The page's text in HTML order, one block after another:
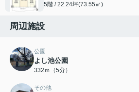
5階 / 22.24坪(73.55㎡)
周辺施設
公園
よし池公園
332ｍ（5分）
その他